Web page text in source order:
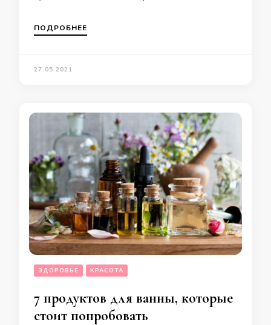
ПОДРОБНЕЕ
27.05.2021
ЗДОРОВЬЕ КРАСОТА
7 продуктов для ванны, которые
стоит попробовать